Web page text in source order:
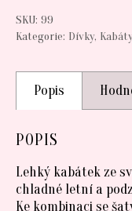
SKU: 99
Kategorie: Dívky,
Popis
POPIS
Lehký kabátek ze
chladné letní a
Ke kombinaci se